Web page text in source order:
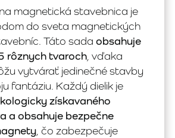
magnetická stavebnica je
do sveta magnetických
Táto sada obsahuje
rôznych tvaroch , vďaka
vytvárať jedinečné stavby
fantáziu. Každý dielik je
získavaného
a obsahuje bezpečne
, čo zabezpečuje